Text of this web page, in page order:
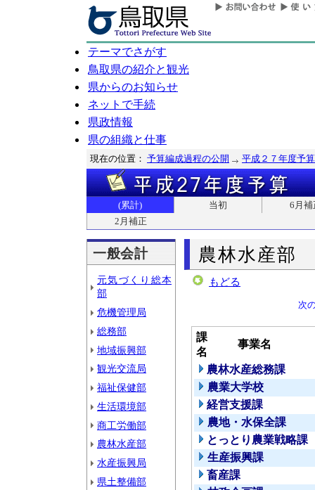
テーマでさがす
鳥取県の紹介と観光
県からのお知らせ
ネットで手続
県政情報
県の組織と仕事
現在の位置： 予算編成過程の公開 平成２７年度予算
(累計) 当初
6月補
2月補正
一般会計
元気づくり総本
部
危機管理局
総務部
地域振興部
観光交流局
福祉保健部
生活環境部
商工労働部
農林水産部
水産振興局
県土整備部
農林水産部
もどる
次
課
名
事業名
農林水産総務課
農業大学校
経営支援課
農地・水保全課
とっとり農業戦略課
生産振興課
畜産課